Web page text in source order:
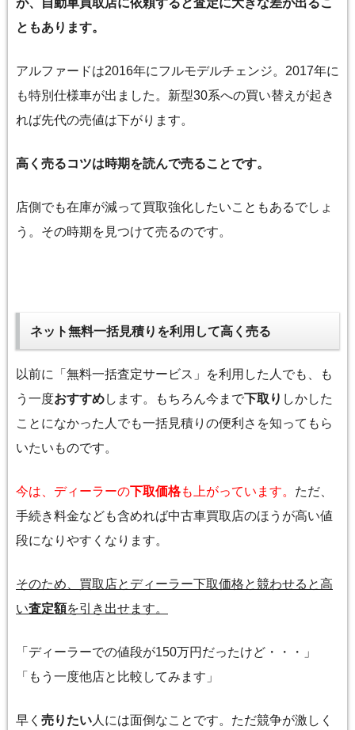
が、自動車買取店に依頼すると査定に大きな差が出るこ
ともあります。
アルファードは2016年にフルモデルチェンジ。2017年に
も特別仕様車が出ました。新型30系への買い替えが起き
れば先代の売値は下がります。
高く売るコツは時期を読んで売ることです。
店側でも在庫が減って買取強化したいこともあるでしょ
う。その時期を見つけて売るのです。
ネット無料一括見積りを利用して高く売る
以前に「無料一括査定サービス」を利用した人でも、も
う一度おすすめします。もちろん今まで下取り しかした
ことになかった人でも一括見積りの便利さを知ってもら
いたいものです。
今は、ディーラーの下取価格も上がっています。 ただ、
手続き料金なども含めれば中古車買取店のほうが高い値
段になりやすくなります。
そのため、買取店とディーラー下取価格と競わせると高
い査定額を引き出せます。
「ディーラーでの値段が150万円だったけど・・・」
「もう一度他店と比較してみます」
早く 売りたい人には面倒なことです。ただ競争が激しく